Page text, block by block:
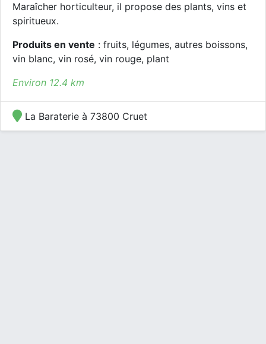
Maraîcher horticulteur, il propose des plants, vins et
spiritueux.
Produits en vente : fruits, légumes, autres boissons,
vin blanc, vin rosé, vin rouge, plant
Environ 12.4 km
La Baraterie à 73800 Cruet